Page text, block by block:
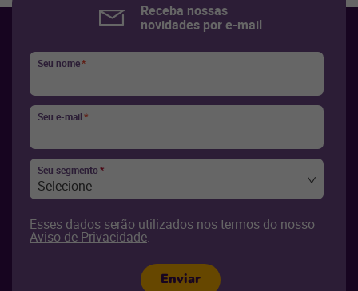
Receba nossas
novidades por e-mail
Seu nome*
Seu e-mail*
Seu segmento*
Selecione
Esses dados serão utilizados nos termos do nosso
Aviso de Privacidade.
Enviar